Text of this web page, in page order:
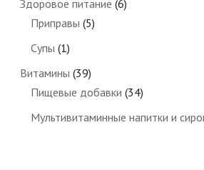
Здоровое питание (6)
Приправы (5)
Супы (1)
Витамины (39)
Пищевые добавки (34)
Мультивитаминные напитки и